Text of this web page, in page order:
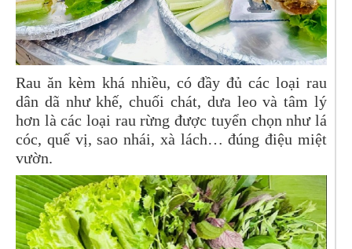
Rau ăn kèm khá nhiều, có đầy đủ các loại rau
dân dã như khế, chuối chát, dưa leo và tâm lý
hơn là các loại rau rừng được tuyển chọn như lá
cóc, quế vị, sao nhái, xà lách… đúng điệu miệt
vườn.